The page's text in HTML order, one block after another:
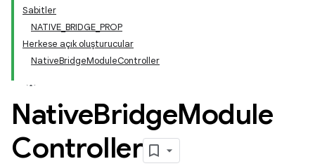
Sabitler
NATIVE_BRIDGE_PROP
Herkese açık oluşturucular
NativeBridgeModuleController
NativeBridgeModule
Controller